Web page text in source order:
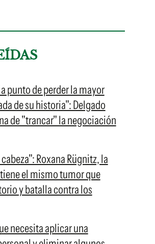
punto de perder la mayor
de su historia": Delgado
de "trancar" la negociación
Roxana Rügnitz, la
el mismo tumor que
y batalla contra los
necesita aplicar una